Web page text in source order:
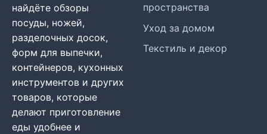
найдёте обзоры
посуды, ножей,
разделочных досок,
форм для выпечки,
контейнеров, кухонных
инструментов и других
товаров, которые
делают приготовление
еды удобнее и
пространства
Уход за домом
Текстиль и декор